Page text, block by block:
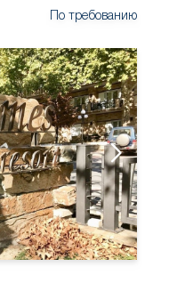
По требованию